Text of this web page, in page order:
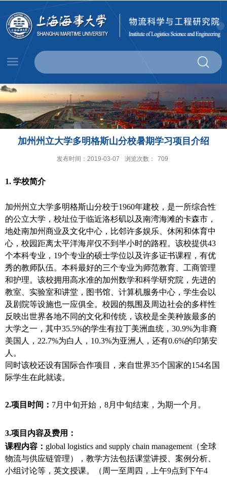
加州州立大学多明格斯山分校暑期学习项目介绍
发布时间：2019-03-07 浏览次数： 709
1. 学校简介
加州州立大学多明格斯山分校于1960年建校，是一所综合性
的公立大学，校址位于临近洛杉矶以及南湾海滩的卡森市，
地处南加州商业及文化中心，比邻许多娱乐、休闲和体育中
心，校园距离太平洋海岸仅不到半小时的路程。该校提供43
个本科专业， 19个专业的硕士学位以及许多证书课程，有优
秀的教师队伍。本科最好的三个专业为师范教育、工商管理
和护理。该校拥用高水准的加州数学和科学研究院，先进的
教室、实验室和讲堂，图书馆、计算机服务中心，学生会以
及剧院等设施也一应俱全。校园的氛围及周边社会的多样性
反映出世界各地不同的文化和传统，该校是全美种族最多的
大学之一，其中35.5%的学生有拉丁美洲血统， 30.9%为非裔
美国人， 22.7%为白人， 10.3%为亚洲人，还有0.6%的印第安
人。
同时该校还设有国际合作项目，来自世界35个国家的154名国
际学生在此就读。
2.项目时间： 7月中旬开始，8月中旬结束，为期一个月。
3.项目内容及费用：
课程内容： global logistics and supply chain management （全球
物流与供应链管理），教学方法包括课堂讲授、案例分析、
小组讨论等，英文授课。（周一至周四，上午9点到下午4